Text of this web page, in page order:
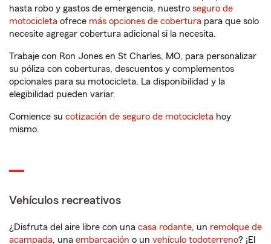
hasta robo y gastos de emergencia, nuestro seguro de
motocicleta ofrece más opciones de cobertura para que solo
necesite agregar cobertura adicional si la necesita.
Trabaje con Ron Jones en St Charles, MO, para personalizar
su póliza con coberturas, descuentos y complementos
opcionales para su motocicleta. La disponibilidad y la
elegibilidad pueden variar.
Comience su cotización de seguro de motocicleta hoy
mismo.
Vehículos recreativos
¿Disfruta del aire libre con una casa rodante, un remolque de
acampada, una embarcación o un vehículo todoterreno? ¡El